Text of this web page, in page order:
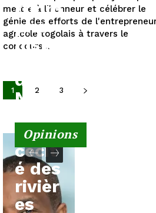
mettre à l’honneur et célébrer le
génie des efforts de
agricole togolais à travers le
concours...
1 2 3
Opinions
triom
phe
histo
du
Niger
la
cécit
é des
rivièr
es